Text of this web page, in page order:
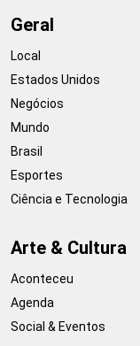
Geral
Local
Estados Unidos
Negócios
Mundo
Brasil
Esportes
Ciência e Tecnologia
Arte & Cultura
Aconteceu
Agenda
Social & Eventos